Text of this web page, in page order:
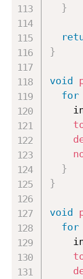
}
}
void
for
}
}
void
for